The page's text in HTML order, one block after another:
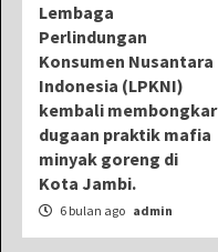
Lembaga
Perlindungan
Konsumen Nusantara
Indonesia (LPKNI)
kembali membongkar
dugaan praktik mafia
minyak goreng di
Kota Jambi.
6 bulan ago admin